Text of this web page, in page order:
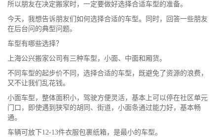
所以朋友在决定搬家时，一定要做好选择合适车型的准备。
今天，我想告诉朋友们如何选择合适的车型。同时，回答一些朋友
在后台问的典型问题。
车型有哪些选择？
上海公兴搬家公司 有三种车型，小面、中面和厢货。
不同车型的起步价不同，选择合适的车型，既避免了资源的浪费，
又不让我们乱花钱。
小面车型，整体面积小，驾驶方便灵活，基本上可以停在社区单元
门口，即使遇到狭窄的胡同、街道，小面条通过能力好，基本畅
通。
车辆可放下12-13件衣服包裹纸箱，是最小的车型。